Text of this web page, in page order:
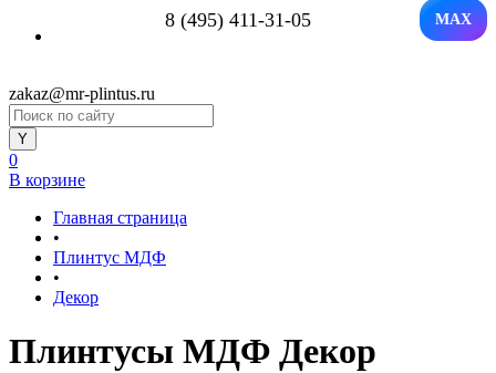
8 (495) 411-31-05 MAX
zakaz@mr-plintus.ru
0
В корзине
Главная страница
•
Плинтус МДФ
•
Декор
Плинтусы МДФ Декор